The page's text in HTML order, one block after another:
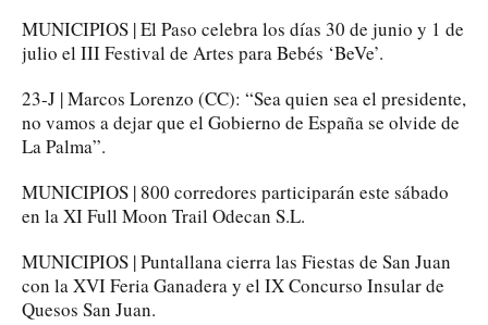
MUNICIPIOS | El Paso celebra los días 30 de junio y 1 de
julio el III Festival de Artes para Bebés ‘BeVe’.
23-J | Marcos Lorenzo (CC): “Sea quien sea el presidente,
no vamos a dejar que el Gobierno de España se olvide de
La Palma”.
MUNICIPIOS | 800 corredores participarán este sábado
en la XI Full Moon Trail Odecan S.L.
MUNICIPIOS | Puntallana cierra las Fiestas de San Juan
con la XVI Feria Ganadera y el IX Concurso Insular de
Quesos San Juan.